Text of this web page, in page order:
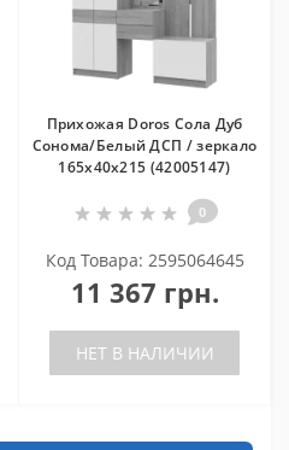
Прихожая Doros Сола Дуб
Сонома/Белый ДСП / зеркало
165х40х215 (42005147)
0
Код Товара: 2595064645
11 367 грн.
НЕТ В НАЛИЧИИ